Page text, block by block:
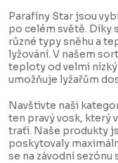
v
l
á
d
a
c
í
p
Parafíny Star jsou
po celém světě. Díky
různé typy sněhu a
lyžování. V našem
teploty od velmi
umožňuje lyžařům
Navštivte naši
ten pravý vosk, který
traťi. Naše produkty
poskytovaly
se na závodní